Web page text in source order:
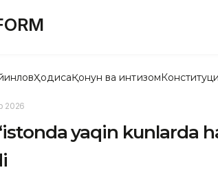
ҲодисаҚонун ва интизом
2026
yaqin kunlarda